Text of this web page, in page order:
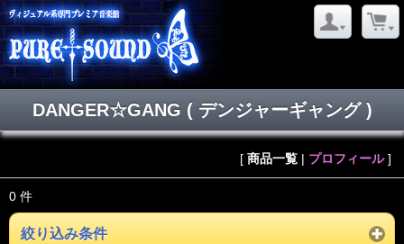
DANGER☆GANG ( デンジャーギャング )
[ 商品一覧 | プロフィール]
0 件
絞り込み条件